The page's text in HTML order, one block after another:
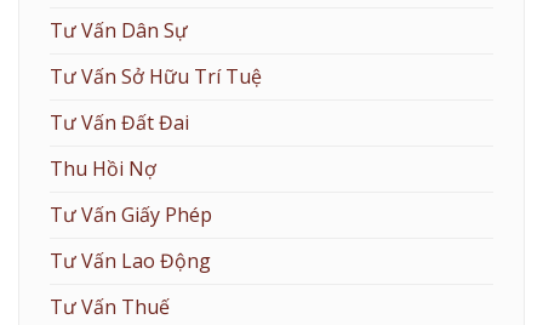
Tư Vấn Dân Sự
Tư Vấn Sở Hữu Trí Tuệ
Tư Vấn Đất Đai
Thu Hồi Nợ
Tư Vấn Giấy Phép
Tư Vấn Lao Động
Tư Vấn Thuế